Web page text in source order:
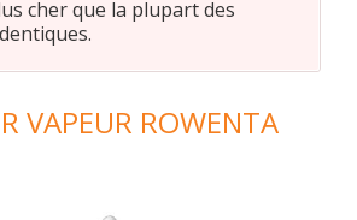
cher que la plupart des
VAPEUR ROWENTA